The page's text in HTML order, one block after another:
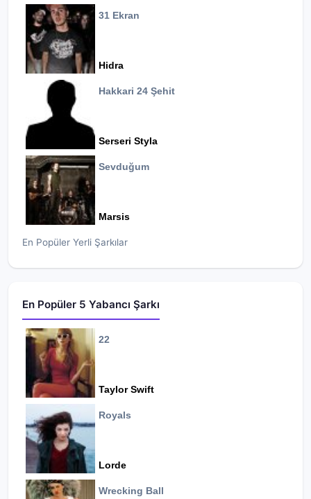
31 Ekran
Hidra
Hakkari 24 Şehit
Serseri Styla
Sevduğum
Marsis
En Popüler Yerli Şarkılar
En Popüler 5 Yabancı Şarkı
22
Taylor Swift
Royals
Lorde
Wrecking Ball